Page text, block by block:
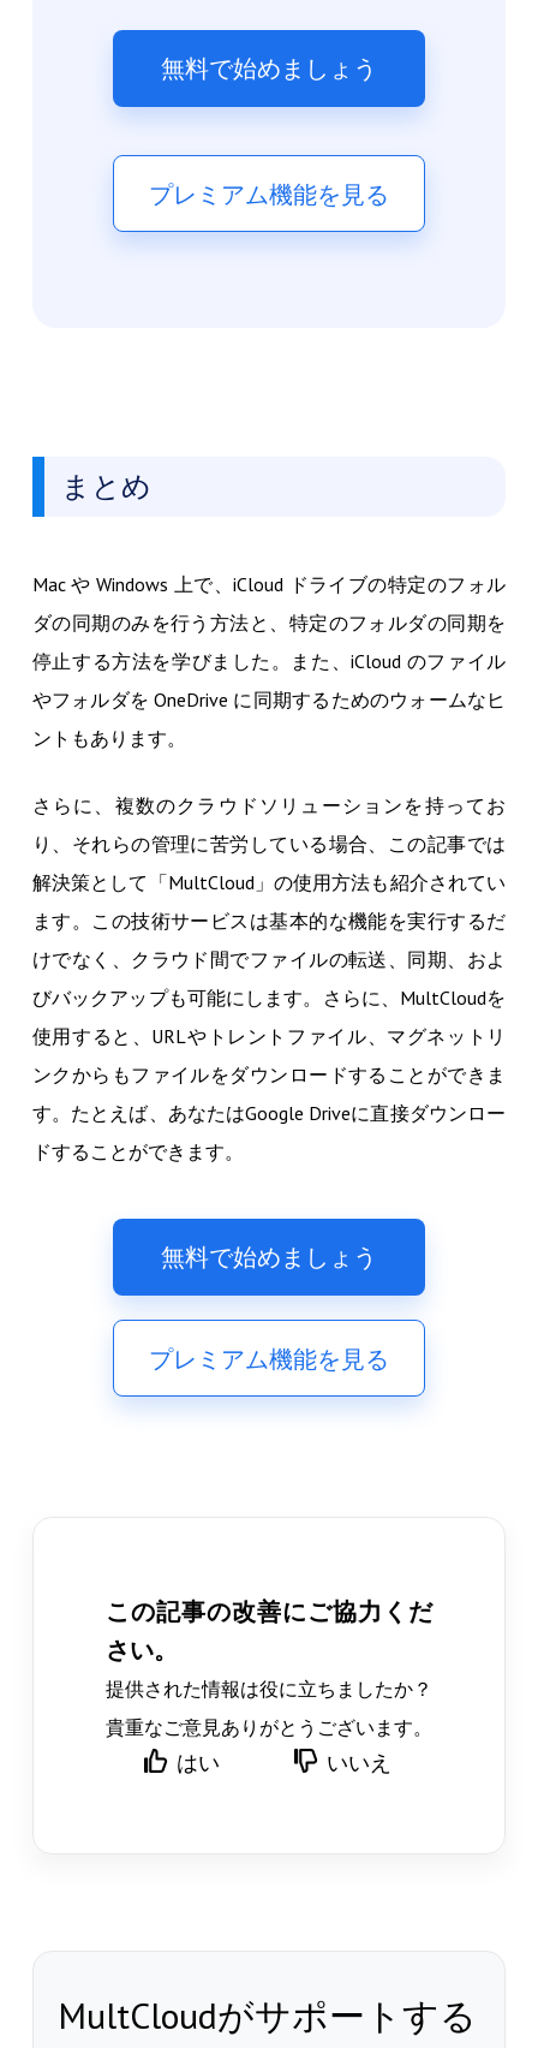
無料で始めましょう
プレミアム機能を見る
まとめ
Mac や Windows 上で、iCloud ドライブの特定のフォル
ダの同期のみを行う方法と、特定のフォルダの同期を
停止する方法を学びました。また、iCloud のファイル
やフォルダを OneDrive に同期するためのウォームなヒ
ントもあります。
さらに、複数のクラウドソリューションを持ってお
り、それらの管理に苦労している場合、この記事では
解決策として「MultCloud」の使用方法も紹介されてい
ます。この技術サービスは基本的な機能を実行するだ
けでなく、クラウド間でファイルの転送、同期、およ
びバックアップも可能にします。さらに、MultCloudを
使用すると、URLやトレントファイル、マグネットリ
ンクからもファイルをダウンロードすることができま
す。たとえば、あなたはGoogle Driveに直接ダウンロー
ドすることができます。
無料で始めましょう
プレミアム機能を見る
この記事の改善にご協力くだ
さい。
提供された情報は役に立ちましたか？
貴重なご意見ありがとうございます。
はい いいえ
MultCloudがサポートする